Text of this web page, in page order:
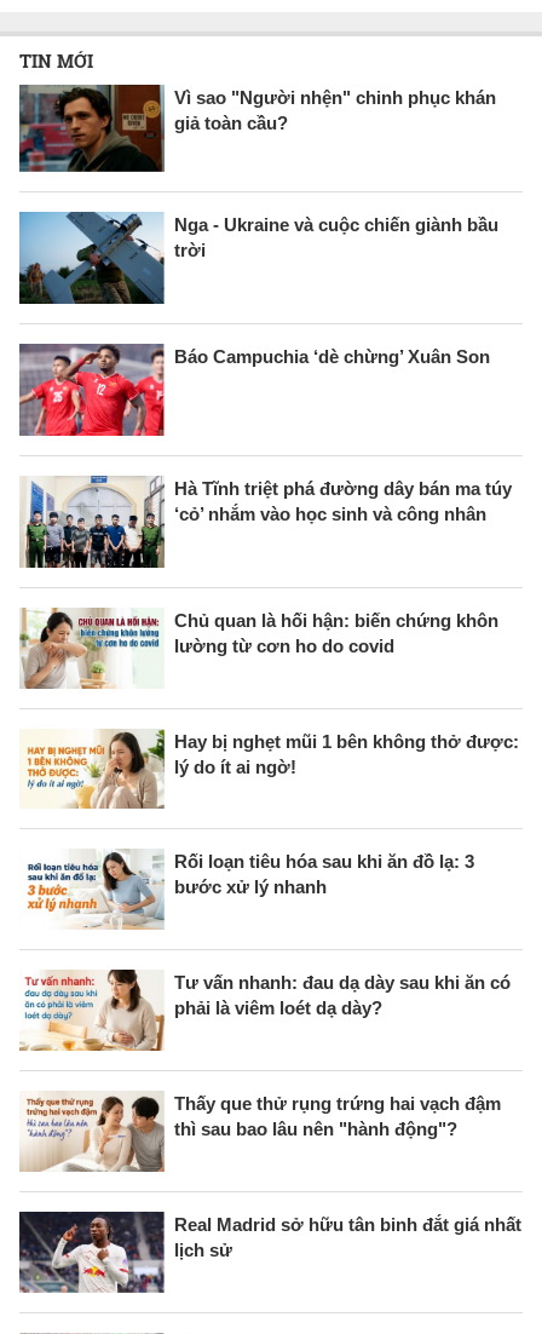
TIN MỚI
Vì sao "Người nhện" chinh phục khán
giả toàn cầu?
Nga - Ukraine và cuộc chiến giành bầu
trời
Báo Campuchia ‘dè chừng’ Xuân Son
Hà Tĩnh triệt phá đường dây bán ma túy
‘cỏ’ nhắm vào học sinh và công nhân
Chủ quan là hối hận: biến chứng khôn
lường từ cơn ho do covid
Hay bị nghẹt mũi 1 bên không thở được:
lý do ít ai ngờ!
Rối loạn tiêu hóa sau khi ăn đồ lạ: 3
bước xử lý nhanh
Tư vấn nhanh: đau dạ dày sau khi ăn có
phải là viêm loét dạ dày?
Thấy que thử rụng trứng hai vạch đậm
thì sau bao lâu nên "hành động"?
Real Madrid sở hữu tân binh đắt giá nhất
lịch sử